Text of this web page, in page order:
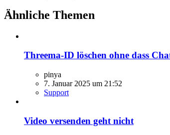
Ähnliche Themen
Threema-ID löschen ohne dass
pinya
7. Januar 2025 um 21:52
Support
Video versenden geht nicht